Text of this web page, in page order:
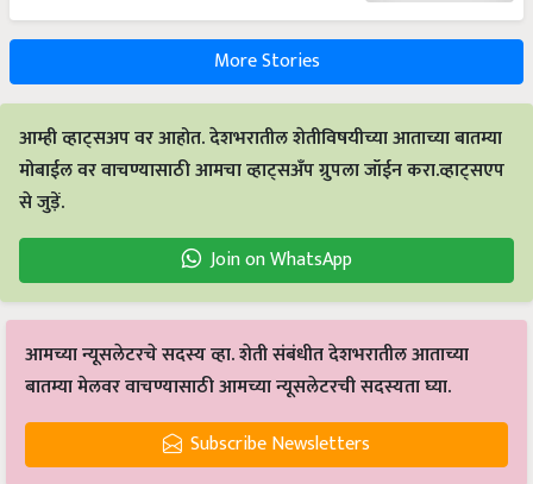
More Stories
आम्ही व्हाट्सअप वर आहोत. देशभरातील शेतीविषयीच्या आताच्या बातम्या
मोबाईल वर वाचण्यासाठी आमचा व्हाट्सअँप ग्रुपला जॉईन करा.व्हाट्सएप
से जुड़ें.
Join on WhatsApp
आमच्या न्यूसलेटरचे सदस्य व्हा. शेती संबंधीत देशभरातील आताच्या
बातम्या मेलवर वाचण्यासाठी आमच्या न्यूसलेटरची सदस्यता घ्या.
Subscribe Newsletters